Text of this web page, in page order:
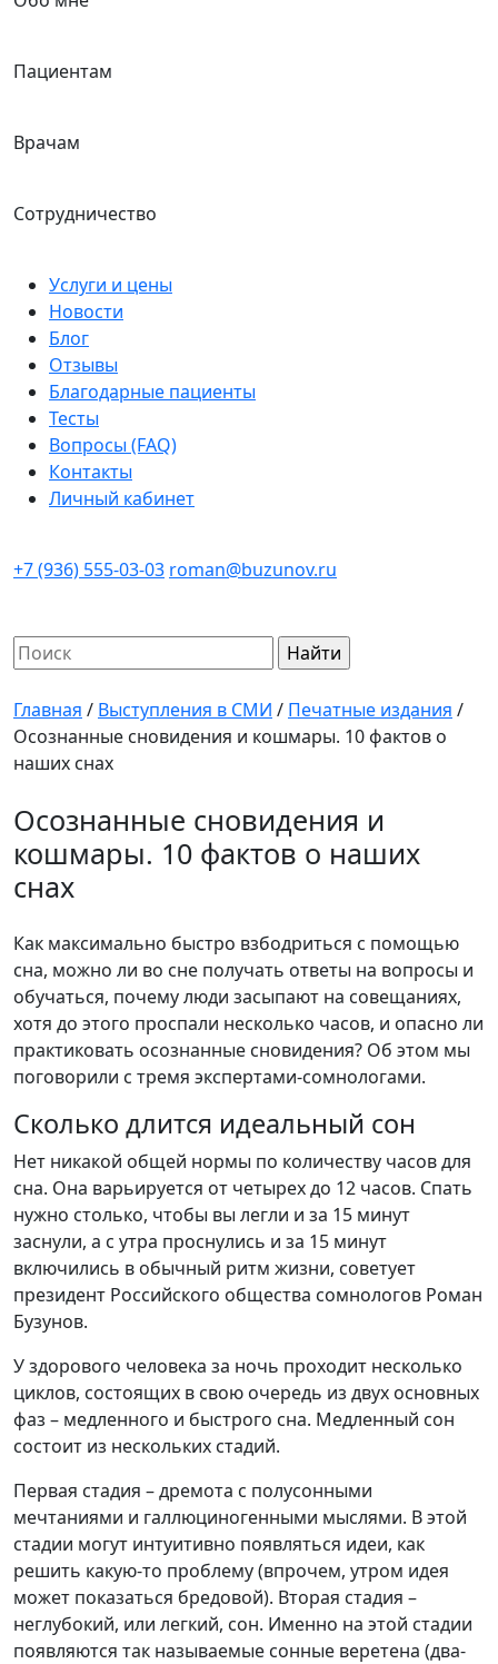
Пациентам
Врачам
Сотрудничество
Услуги и цены
Новости
Блог
Отзывы
Благодарные пациенты
Тесты
Вопросы (FAQ)
Контакты
Личный кабинет
+7 (936) 555-03-03 roman@buzunov.ru
Найти:
Главная / Выступления в СМИ / Печатные издания /
Осознанные сновидения и кошмары. 10 фактов о
наших снах
Осознанные сновидения и
кошмары. 10 фактов о наших
снах
Как максимально быстро взбодриться с помощью
сна, можно ли во сне получать ответы на вопросы и
обучаться, почему люди засыпают на совещаниях,
хотя до этого проспали несколько часов, и опасно ли
практиковать осознанные сновидения? Об этом мы
поговорили с тремя экспертами-сомнологами.
Сколько длится идеальный сон
Нет никакой общей нормы по количеству часов для
сна. Она варьируется от четырех до 12 часов. Спать
нужно столько, чтобы вы легли и за 15 минут
заснули, а с утра проснулись и за 15 минут
включились в обычный ритм жизни, советует
президент Российского общества сомнологов Роман
Бузунов.
У здорового человека за ночь проходит несколько
циклов, состоящих в свою очередь из двух основных
фаз – медленного и быстрого сна. Медленный сон
состоит из нескольких стадий.
Первая стадия – дремота с полусонными
мечтаниями и галлюциногенными мыслями. В этой
стадии могут интуитивно появляться идеи, как
решить какую-то проблему (впрочем, утром идея
может показаться бредовой). Вторая стадия –
неглубокий, или легкий, сон. Именно на этой стадии
появляются так называемые сонные веретена (два-